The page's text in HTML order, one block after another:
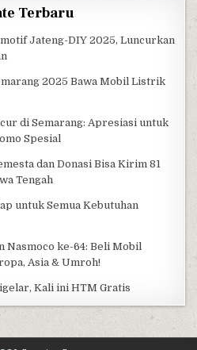
Terbaru
Jateng-DIY 2025, Luncurkan
2025 Bawa Mobil Listrik
di Semarang: Apresiasi untuk
Spesial
dan Donasi Bisa Kirim 81
Tengah
untuk Semua Kebutuhan
Nasmoco ke-64: Beli Mobil
Asia & Umroh!
Kali ini HTM Gratis